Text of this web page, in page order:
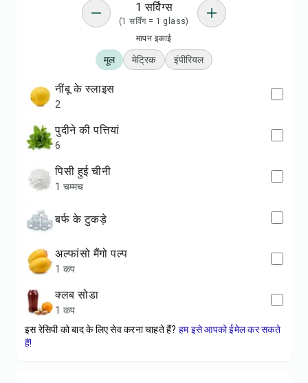
1 सर्विंग्स
(1 सर्विंग = 1 glass)
मापन इकाई
मूल मेट्रिक इंपीरियल
नींबू के स्लाइस
2
पुदीने की पत्तियां
6
पिसी हुई चीनी
1 चम्मच
बर्फ के टुकड़े
अल्फांसो मैंगो पल्प
1 कप
क्लब सोडा
1 कप
इस रेसिपी को बाद के लिए सेव करना चाहते हैं? हम इसे आपको ईमेल कर सकते
हैं!